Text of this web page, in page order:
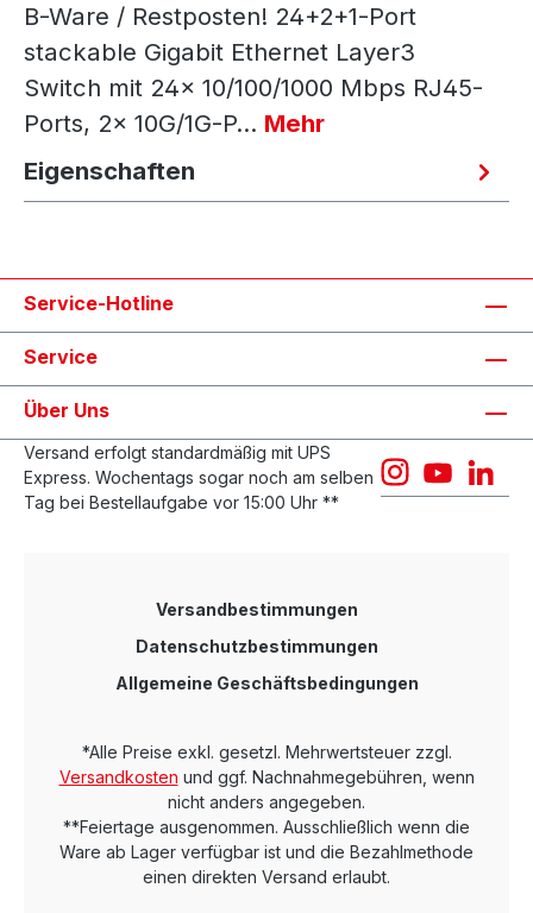
B-Ware / Restposten! 24+2+1-Port
stackable Gigabit Ethernet Layer3
Switch mit 24x 10/100/1000 Mbps RJ45-
Ports, 2x 10G/1G-P… Mehr
Eigenschaften
Service-Hotline
Service
Über Uns
Versand erfolgt standardmäßig mit UPS
Express. Wochentags sogar noch am selben
Tag bei Bestellaufgabe vor 15:00 Uhr **
Versandbestimmungen
Datenschutzbestimmungen
Allgemeine Geschäftsbedingungen
*Alle Preise exkl. gesetzl. Mehrwertsteuer zzgl.
Versandkosten und ggf. Nachnahmegebühren, wenn
nicht anders angegeben.
**Feiertage ausgenommen. Ausschließlich wenn die
Ware ab Lager verfügbar ist und die Bezahlmethode
einen direkten Versand erlaubt.